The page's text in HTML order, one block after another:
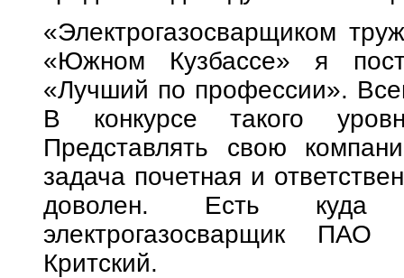
«Электрогазосварщиком
«Южном Кузбассе» я
«Лучший по профессии».
В конкурсе такого
Представлять свою
задача почетная и
доволен. Есть куда
электрогазосварщик
Критский.